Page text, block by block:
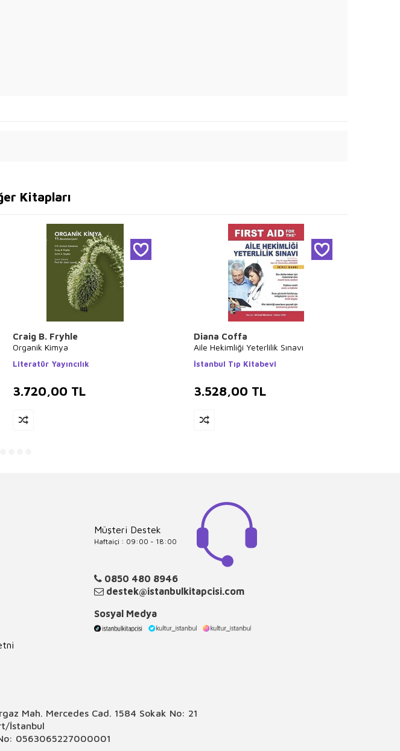
Kitapları
Craig B. Fryhle
Organik Kimya
Literatür Yayıncılık
3.720,00 TL
Diana Coffa
Aile Hekimliği Yeterlilik Sınavı
İstanbul Tıp Kitabevi
3.528,00 TL
Müşteri Destek
Haftaiçi : 09:00 - 18:00
0850 480 8946
destek@istanbulkitapcisi.com
Sosyal Medya
Mah. Mercedes Cad. 1584 Sokak No: 21
İstanbul
0563065227000001